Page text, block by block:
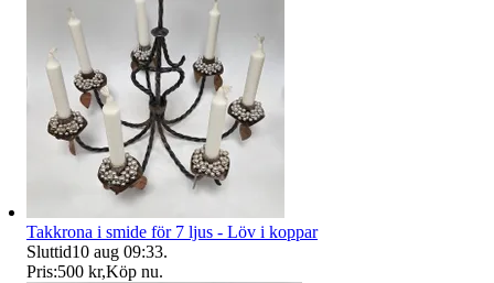
Takkrona i smide för 7 ljus - Löv i koppar
Sluttid10 aug 09:33.
Pris:500 kr,Köp nu.